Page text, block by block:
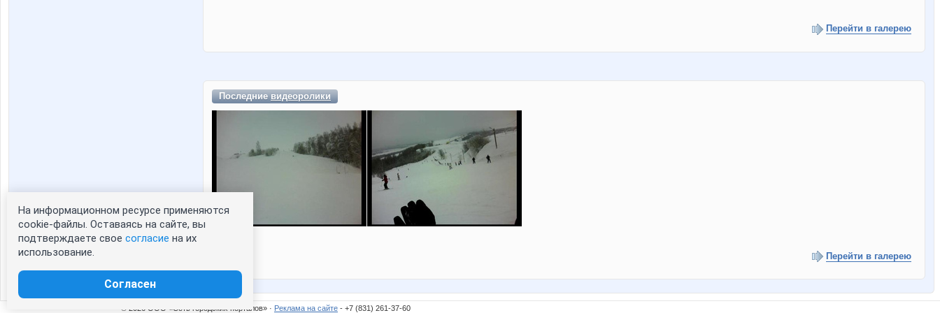
Перейти в галерею
Последниевидеоролики
Перейти в галерею
© 2026 ООО «Сеть городских порталов» · Реклама на сайте - +7 (831) 261-37-60
На информационном ресурсе применяются
cookie-файлы. Оставаясь на сайте, вы
подтверждаете свое согласие на их
использование.
Согласен